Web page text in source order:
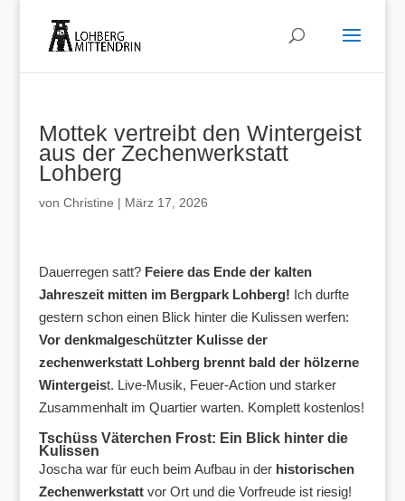
Mottek vertreibt den Wintergeist
aus der Zechenwerkstatt
Lohberg
von Christine | März 17, 2026
Dauerregen satt? Feiere das Ende der kalten
Jahreszeit mitten im Bergpark Lohberg! Ich durfte
gestern schon einen Blick hinter die Kulissen werfen:
Vor denkmalgeschützter Kulisse der
zechenwerkstatt Lohberg brennt bald der hölzerne
Wintergeist. Live-Musik, Feuer-Action und starker
Zusammenhalt im Quartier warten. Komplett kostenlos!
Tschüss Väterchen Frost: Ein Blick hinter die
Kulissen
Joscha war für euch beim Aufbau in derhistorischen
Zechenwerkstattvor Ort und die Vorfreude ist riesig!